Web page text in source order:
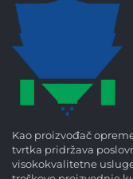
Kao proizvođač
tvrtka pridržava
visokokvalitetne